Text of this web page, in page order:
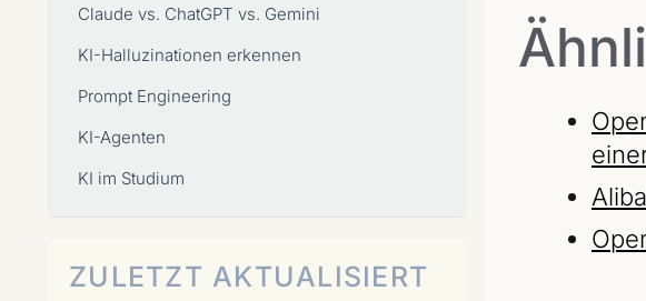
Claude vs. ChatGPT vs. Gemini
KI-Halluzinationen erkennen
Prompt Engineering
KI-Agenten
KI im Studium
ZULETZT AKTUALISIERT